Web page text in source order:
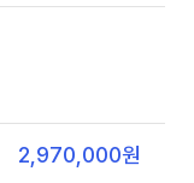
2,970,000원